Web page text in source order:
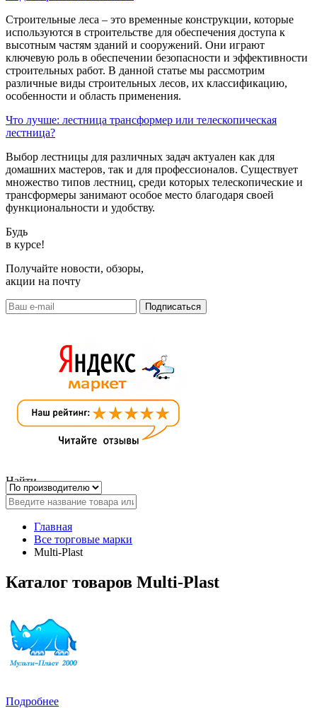
Строительные леса – это временные конструкции, которые
используются в строительстве для обеспечения доступа к
высотным частям зданий и сооружений. Они играют
ключевую роль в обеспечении безопасности и эффективности
строительных работ. В данной статье мы рассмотрим
различные виды строительных лесов, их классификацию,
особенности и область применения.
Что лучше: лестница трансформер или телескопическая
лестница?
Выбор лестницы для различных задач актуален как для
домашних мастеров, так и для профессионалов. Существует
множество типов лестниц, среди которых телескопические и
трансформеры занимают особое место благодаря своей
функциональности и удобству.
Будь
в курсе!
Получайте новости, обзоры,
акции на почту
Найти
Главная
Все торговые марки
Multi-Plast
Каталог товаров Multi-Plast
Подробнее